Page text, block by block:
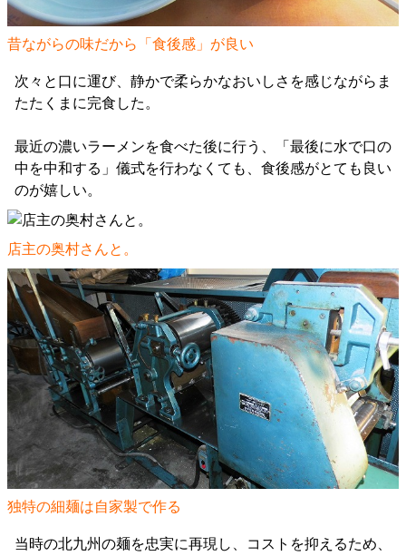
昔ながらの味だから「食後感」が良い
次々と口に運び、静かで柔らかなおいしさを感じながらま
たたくまに完食した。
最近の濃いラーメンを食べた後に行う、「最後に水で口の
中を中和する」儀式を行わなくても、食後感がとても良い
のが嬉しい。
店主の奥村さんと。
独特の細麺は自家製で作る
当時の北九州の麺を忠実に再現し、コストを抑えるため、